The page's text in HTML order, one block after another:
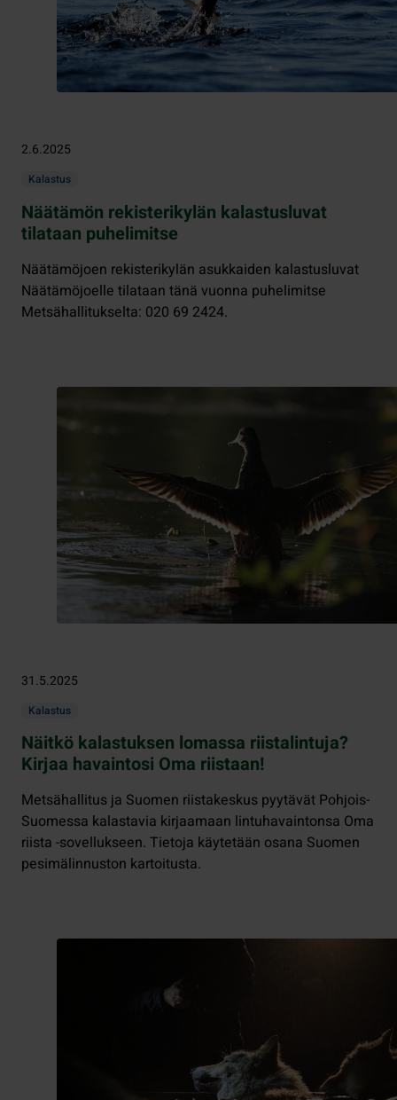
2.6.2025
Kalastus
Näätämön rekisterikylän kalastusluvat
tilataan puhelimitse
Näätämöjoen rekisterikylän asukkaiden kalastusluvat
Näätämöjoelle tilataan tänä vuonna puhelimitse
Metsähallitukselta: 020 69 2424.
31.5.2025
Kalastus
Näitkö kalastuksen lomassa riistalintuja?
Kirjaa havaintosi Oma riistaan!
Metsähallitus ja Suomen riistakeskus pyytävät Pohjois-
Suomessa kalastavia kirjaamaan lintuhavaintonsa Oma
riista -sovellukseen. Tietoja käytetään osana Suomen
pesimälinnuston kartoitusta.